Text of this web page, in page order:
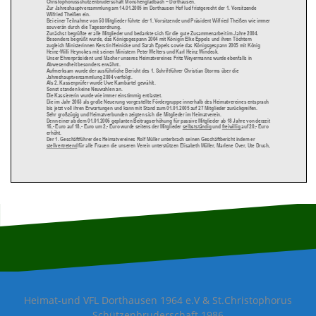
Zur Jahreshauptversammlung am 14.01.2005 im Dorthausen Hof lud fristgerecht der 1. Vorsitzende
Wilfried Theißen ein.
Bei einer Teilnahme von 50 Mitglieder führte der 1. Vorsitzende und Präsident Wilfried Theißen wie immer
souverän durch die Tagesordnung.
Zunächst begrüßte er alle Mitglieder und bedankte sich für die gute Zusammenarbeit im Jahre 2004.
Besonders begrüßt wurde, das Königsgespann 2004 mit Königin Elke Eppels und ihren Töchtern
zugleich Ministerinnen Kerstin Heinicke und Sarah Eppels sowie das Königsgespann 2005 mit König
Heinz-Willi Heynckes mit seinen Ministern Peter Welters und Karl Heinz Windeck.
Unser Ehrenpräsident und Macher unseres Heimatvereines Fritz Weyermanns wurde ebenfalls in
Abwesendheit besonders erwähnt.
Aufmerksam wurde der ausführliche Bericht des 1. Schriftführer Christian Storms über die
Jahreshauptversammlung 2004 verfolgt.
Als 2. Kassenprüfer wurde Uwe Kambartel gewählt.
Sonst standen keine Neuwahlen an.
Die Kassiererin wurde wie immer einstimmig entlastet.
Die im Jahr 2003 als große Neuerung vorgestellte Fördergruppe innerhalb des Heimatvereines entsprach
bis jetzt voll ihren Erwartungen und kann mit Stand zum 01.01.2005 auf 27 Mitglieder zurückgreifen.
Sehr großzügig und Heimatverbunden zeigten sich die Mitglieder im Heimatverein.
Denn einer ab dem 01.01.2006 geplanten Beitragserhöhung für passive Mitglieder ab 18 Jahre von derzeit
16, -Euro auf 18, - Euro um 2,- Euro wurde seitens der Mitglieder selbstständigund freiwilligauf 20,- Euro
erhöht.
Der 1. Geschäftführer des Heimatvereines Rolf Müller unterbrach seinen Geschäftbericht indem er
stellvertretendfür alle Frauen die unseren Verein unterstützen Elisabeth Müller, Marlene Over, Ute Druch,
Alexandra Esser, Helga Storms, Margarete Theißen, Gerta Dahm
Heimat-und VFL Dorthausen 1964 e.V & St.Christophorus